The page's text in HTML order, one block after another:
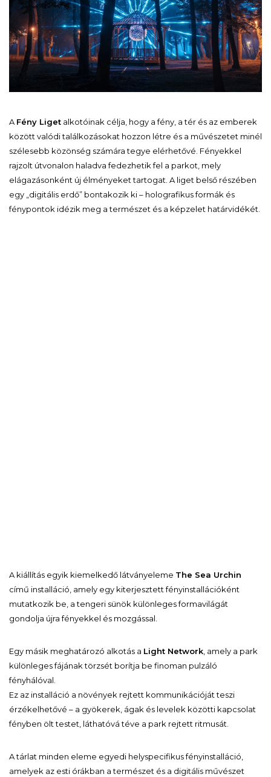
A Fény Liget alkotóinak célja, hogy a fény, a tér és az emberek
között valódi találkozásokat hozzon létre és a művészetet minél
szélesebb közönség számára tegye elérhetővé. Fényekkel
rajzolt útvonalon haladva fedezhetik fel a parkot, mely
elágazásonként új élményeket tartogat. A liget belső részében
egy „digitális erdő” bontakozik ki – holografikus formák és
fénypontok idézik meg a természet és a képzelet határvidékét.
A kiállítás egyik kiemelkedő látványeleme The Sea Urchin
című installáció, amely egy kiterjesztett fényinstallációként
mutatkozik be, a tengeri sünök különleges formavilágát
gondolja újra fényekkel és mozgással.
Egy másik meghatározó alkotás a Light Network , amely a park
különleges fájának törzsét borítja be finoman pulzáló
fényhálóval.
Ez az installáció a növények rejtett kommunikációját teszi
érzékelhetővé – a gyökerek, ágak és levelek közötti kapcsolat
fényben ölt testet, láthatóvá téve a park rejtett ritmusát.
A tárlat minden eleme egyedi helyspecifikus fényinstalláció,
amelyek az esti órákban a természet és a digitális művészet